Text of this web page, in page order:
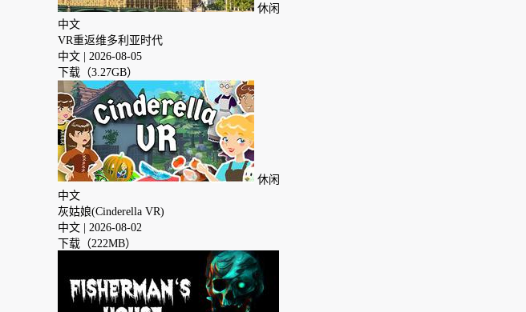
休闲
中文
VR重返维多利亚时代
中文
| 2026-08-05
下载（3.27GB）
休闲
中文
灰姑娘(Cinderella VR)
中文
| 2026-08-02
下载（222MB）